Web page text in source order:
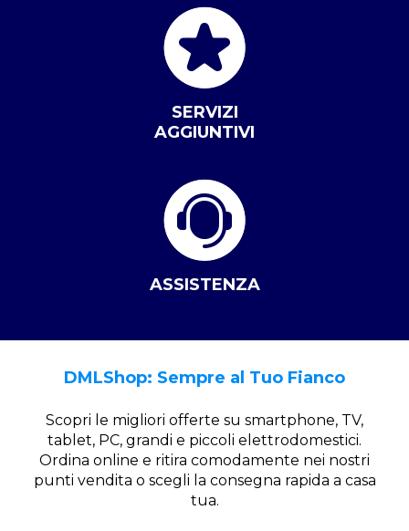
SERVIZI
AGGIUNTIVI
ASSISTENZA
DMLShop: Sempre al Tuo Fianco
Scopri le migliori offerte su smartphone, TV,
tablet, PC, grandi e piccoli elettrodomestici.
Ordina online e ritira comodamente nei nostri
punti vendita o scegli la consegna rapida a casa
tua.